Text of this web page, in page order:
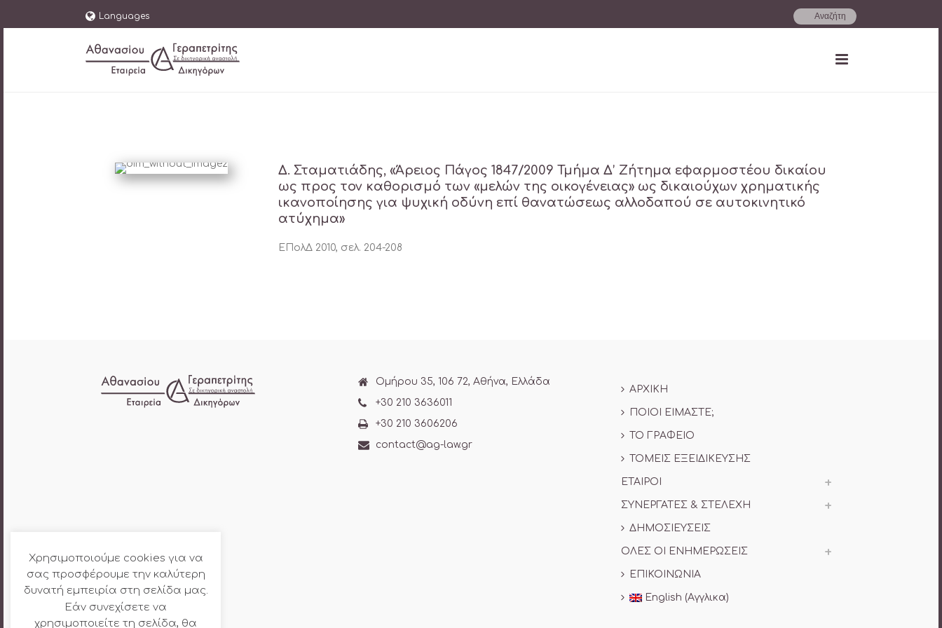
Languages
Δ. Σταματιάδης, «Άρειος Πάγος 1847/2009 Τμήμα Δ’ Ζήτημα εφαρμοστέου δικαίου
ως προς τον καθορισμό των «μελών της οικογένειας» ως δικαιούχων χρηματικής
ικανοποίησης για ψυχική οδύνη επί θανατώσεως αλλοδαπού σε αυτοκινητικό
ατύχημα»
ΕΠολΔ 2010, σελ. 204-208
Ομήρου 35, 106 72, Αθήνα, Ελλάδα
+30 210 3636011
+30 210 3606206
contact@ag-law.gr
ΑΡΧΙΚΗ
ΠΟΙΟΙ ΕΙΜΑΣΤΕ;
ΤΟ ΓΡΑΦΕΙΟ
ΤΟΜΕΙΣ ΕΞΕΙΔΙΚΕΥΣΗΣ
ΕΤΑΙΡΟΙ
ΣΥΝΕΡΓΑΤΕΣ & ΣΤΕΛΕΧΗ
ΔΗΜΟΣΙΕΥΣΕΙΣ
ΟΛΕΣ ΟΙ ΕΝΗΜΕΡΩΣΕΙΣ
ΕΠΙΚΟΙΝΩΝΙΑ
English (Αγγλικα)
Χρησιμοποιούμε cookies για να
σας προσφέρουμε την καλύτερη
δυνατή εμπειρία στη σελίδα μας.
Εάν συνεχίσετε να
χρησιμοποιείτε τη σελίδα, θα